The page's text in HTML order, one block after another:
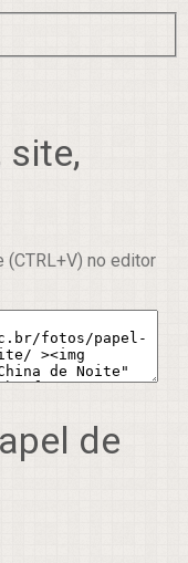
site,
(CTRL+V) no editor
de